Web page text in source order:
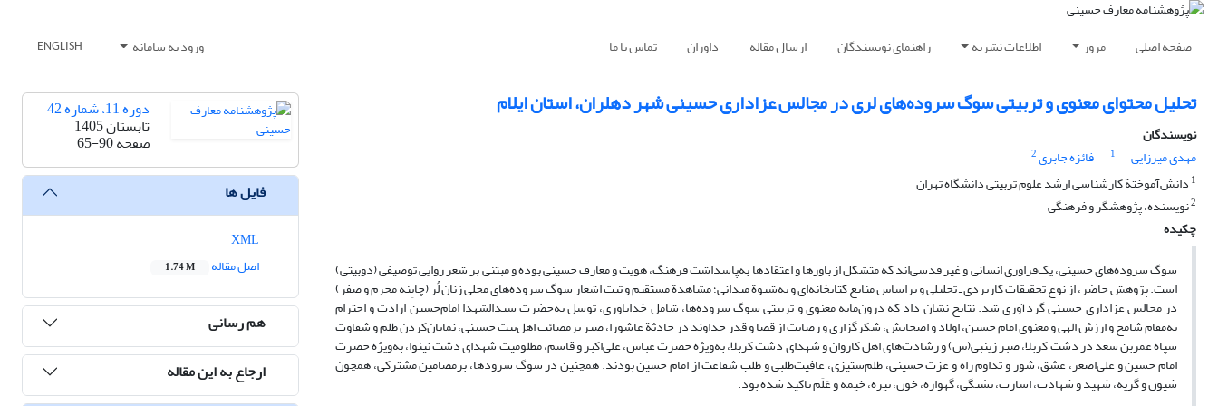
صفحه اصلی مرور اطلاعات نشریه راهنمای نویسندگان ارسال مقاله داوران تماس با ما ورود به سامانه ENGLISH
تحلیل محتوای معنوی و تربیتی سوگ سروده‌های لری در مجالس عزاداری حسینی شهر دهلران، استان ایلام
نویسندگان
مهدی میرزایی
1 فائزه جابری2
1 دانش‌آموختة کارشناسی ارشد علوم تربیتی دانشگاه تهران
2نویسنده، پژوهشگر و فرهنگی
چکیده
سوگ سروده‌های حسینی، یک‌فراوری انسانی و غیر قدسی‌اند که متشکل از باورها و اعتقادها به‌پاسداشت فرهنگ، هویت و معارف حسینی بوده و مبتنی بر شعر روایی توصیفی (دوبیتی)
است. پژوهش حاضر، از نوع تحقیقات کاربردی ـ تحلیلی و براساس منابع کتابخانه‌ای و به‌شیوة میدانی؛ مشاهدة مستقیم و ثبت اشعار سوگ سروده‌های محلی زنان لُر (چایِنه محرم و صفر)
در مجالس عزاداری حسینی گردآوری شد. نتایج نشان داد که درون‌مایة معنوی و تربیتی سوگ سروده‌ها، شامل خداباوری، توسل به‌حضرت سیدالشهدا امام‌حسین ارادت و احترام
به‌مقام شامخ و ارزش الهی و معنوی امام حسین، اولاد و اصحابش، شکرگزاری و رضایت از قضا و قدر خداوند در حادثة عاشورا، صبر برمصائب اهل‌بیت حسینی، نمایان‌کردن ظلم و شقاوت
سپاه عمربن سعد در دشت کربلا، صبر زینبی(س) و رشادت‌های اهل کاروان و شهدای دشت کربلا، به‌ویژه حضرت عباس، علی‌اکبر و قاسم، مظلومیت شهدای دشت نینوا، به‌ویژه حضرت
امام حسین و علی‌اصغر، عشق، شور و تداوم راه و عزت حسینی، ظلم‌ستیزی، عافیت‌طلبی و طلب شفاعت از امام حسین بودند. همچنین در سوگ سرودها، برمضامین مشترکی، همچون
شیون و گریه، شهید و شهادت، اسارت، تشنگی، گهواره، خون، نیزه، خیمه و عَلَم تاکید شده بود.
دوره 11، شماره 42
تابستان 1405
صفحه65-90
فایل ها
اصل مقاله
1.74 M
هم رسانی
ارجاع به این مقاله